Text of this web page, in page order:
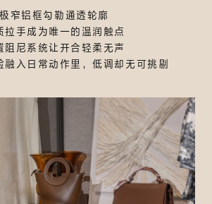
极窄铝框勾勒通透轮廓
拉手成为唯一的温润触点
阻尼系统让开合轻柔无声
融入日常动作里，低调却无可挑剔